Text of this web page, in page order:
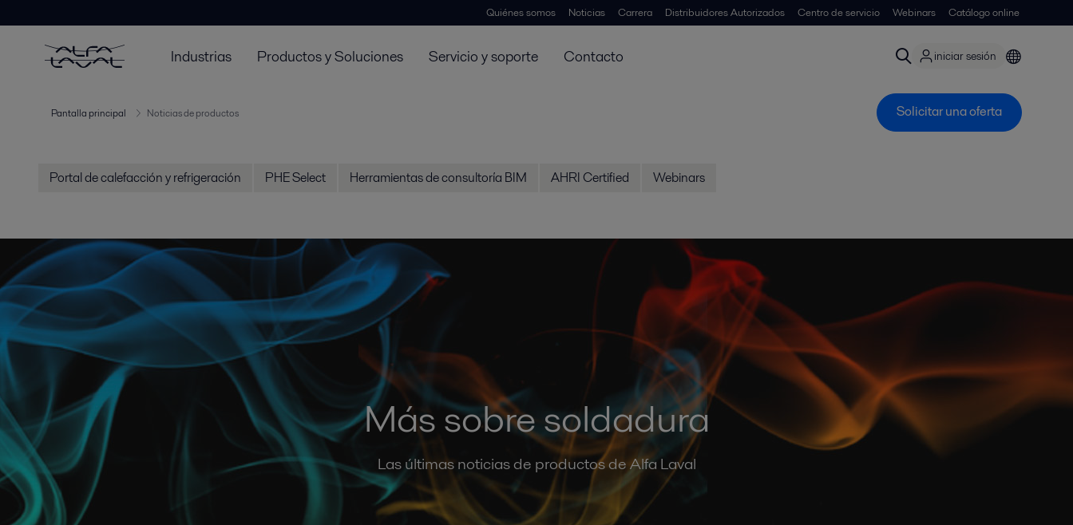
Quiénes somos Noticias Carrera Distribuidores Autorizados Centro de servicio Webinars Catálogo online
Industrias Productos y Soluciones Servicio y soporte Contacto iniciar sesión
Pantalla principal Noticias de productos Solicitar una oferta
Portal de calefacción y refrigeración PHE Select Herramientas de consultoría BIM AHRI Certified Webinars
Más sobre soldadura
Las últimas noticias de productos de Alfa Laval